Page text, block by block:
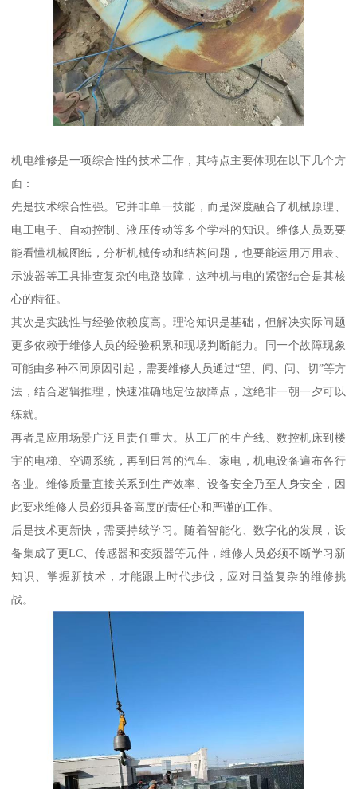
机电维修是一项综合性的技术工作，其特点主要体现在以下几个方
面：
先是技术综合性强。它并非单一技能，而是深度融合了机械原理、
电工电子、自动控制、液压传动等多个学科的知识。维修人员既要
能看懂机械图纸，分析机械传动和结构问题，也要能运用万用表、
示波器等工具排查复杂的电路故障，这种机与电的紧密结合是其核
心的特征。
其次是实践性与经验依赖度高。理论知识是基础，但解决实际问题
更多依赖于维修人员的经验积累和现场判断能力。同一个故障现象
可能由多种不同原因引起，需要维修人员通过“望、闻、问、切”等方
法，结合逻辑推理，快速准确地定位故障点，这绝非一朝一夕可以
练就。
再者是应用场景广泛且责任重大。从工厂的生产线、数控机床到楼
宇的电梯、空调系统，再到日常的汽车、家电，机电设备遍布各行
各业。维修质量直接关系到生产效率、设备安全乃至人身安全，因
此要求维修人员必须具备高度的责任心和严谨的工作。
后是技术更新快，需要持续学习。随着智能化、数字化的发展，设
备集成了更LC、传感器和变频器等元件，维修人员必须不断学习新
知识、掌握新技术，才能跟上时代步伐，应对日益复杂的维修挑
战。